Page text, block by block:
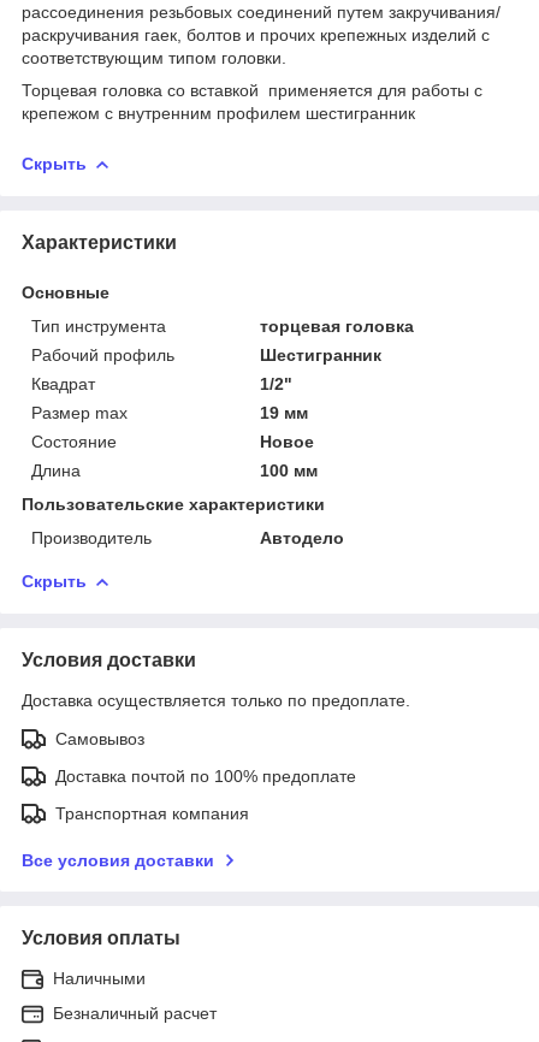
рассоединения резьбовых соединений путем закручивания/
раскручивания гаек, болтов и прочих крепежных изделий с
соответствующим типом головки.
Торцевая головка со вставкой применяется для работы с
крепежом с внутренним профилем шестигранник
Скрыть
Характеристики
Основные
Тип инструмента
торцевая головка
Рабочий профиль
Шестигранник
Квадрат
1/2"
Размер max
19 мм
Состояние
Новое
Длина
100 мм
Пользовательские характеристики
Производитель
Автодело
Скрыть
Условия доставки
Доставка осуществляется только по предоплате.
Самовывоз
Доставка почтой по 100% предоплате
Транспортная компания
Все условия доставки
Условия оплаты
Наличными
Безналичный расчет